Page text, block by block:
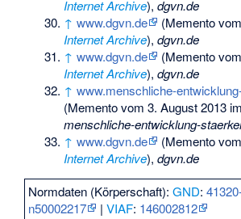
Internet Archive),dgvn.de
↑ www.dgvn.de (Memento
Internet Archive),dgvn.de
↑ www.dgvn.de (Memento
Internet Archive),dgvn.de
↑ www.menschliche-
(Mementovom 3. August 2013 im
menschliche-entwicklung-
↑ www.dgvn.de (Memento
Internet Archive),dgvn.de
Normdaten (Körperschaft):GND:
n50002217
|VIAF: 146002812